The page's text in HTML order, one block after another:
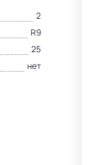
2
R9
25
нет